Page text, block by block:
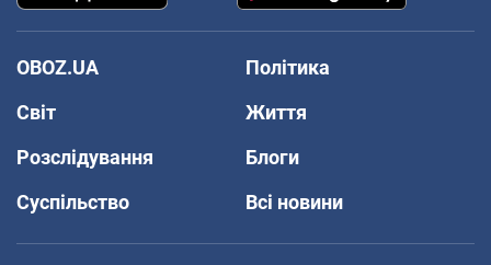
OBOZ.UA
Політика
Світ
Життя
Розслідування
Блоги
Суспільство
Всі новини